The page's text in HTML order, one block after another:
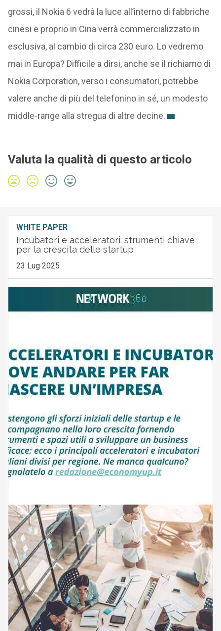
grossi, il Nokia 6 vedrà la luce all’interno di fabbriche
cinesi e proprio in Cina verrà commercializzato in
esclusiva, al cambio di circa 230 euro. Lo vedremo
mai in Europa? Difficile a dirsi, anche se il richiamo di
Nokia Corporation, verso i consumatori, potrebbe
valere anche di più del telefonino in sé, un modesto
middle-range alla stregua di altre decine.
Valuta la qualità di questo articolo
WHITE PAPER
Incubatori e acceleratori: strumenti chiave
per la crescita delle startup
23 Lug 2025